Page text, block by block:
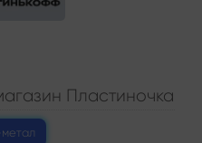
Пластиночка